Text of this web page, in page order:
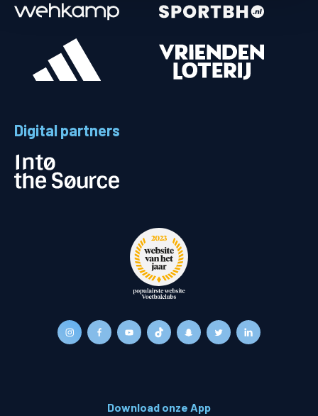
Digital partners
Download onze App